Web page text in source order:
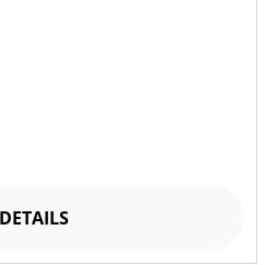
DETAILS